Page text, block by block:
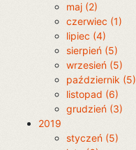
maj (2)
czerwiec (1)
lipiec (4)
sierpień (5)
wrzesień (5)
październik (5)
listopad (6)
grudzień (3)
2019
styczeń (5)